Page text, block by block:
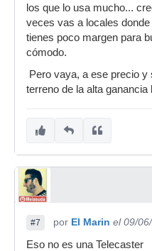
los que lo usa mucho...
veces vas a locales
tienes poco margen para
cómodo.
Pero vaya, a ese precio y
terreno de la alta
#7 por El Marin el 09/
Eso no es una Telecaster